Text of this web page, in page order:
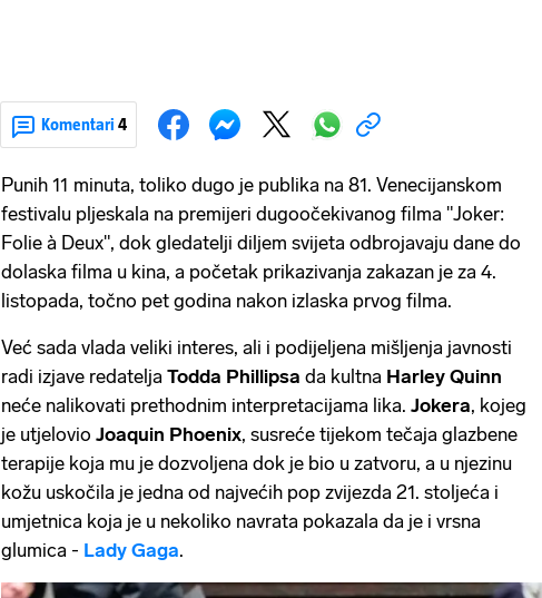
Komentari 4
Punih 11 minuta, toliko dugo je publika na 81. Venecijanskom
festivalu pljeskala na premijeri dugoočekivanog filma "Joker:
Folie à Deux", dok gledatelji diljem svijeta odbrojavaju dane do
dolaska filma u kina, a početak prikazivanja zakazan je za 4.
listopada, točno pet godina nakon izlaska prvog filma.
Već sada vlada veliki interes, ali i podijeljena mišljenja javnosti
radi izjave redatelja Todda Phillipsa da kultna Harley Quinn
neće nalikovati prethodnim interpretacijama lika. Jokera, kojeg
je utjelovio Joaquin Phoenix, susreće tijekom tečaja glazbene
terapije koja mu je dozvoljena dok je bio u zatvoru, a u njezinu
kožu uskočila je jedna od najvećih pop zvijezda 21. stoljeća i
umjetnica koja je u nekoliko navrata pokazala da je i vrsna
glumica - Lady Gaga.